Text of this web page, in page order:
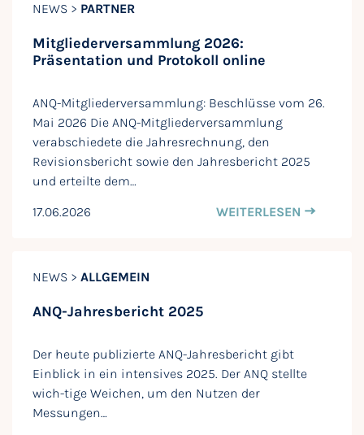
NEWS > PARTNER
Mitgliederversammlung 2026:
Präsentation und Protokoll online
ANQ-Mitgliederversammlung: Beschlüsse vom 26.
Mai 2026 Die ANQ-Mitgliederversammlung
verabschiedete die Jahresrechnung, den
Revisionsbericht sowie den Jahresbericht 2025
und erteilte dem…
17.06.2026
WEITERLESEN
NEWS > ALLGEMEIN
ANQ-Jahresbericht 2025
Der heute publizierte ANQ-Jahresbericht gibt
Einblick in ein intensives 2025. Der ANQ stellte
wich-tige Weichen, um den Nutzen der
Messungen…